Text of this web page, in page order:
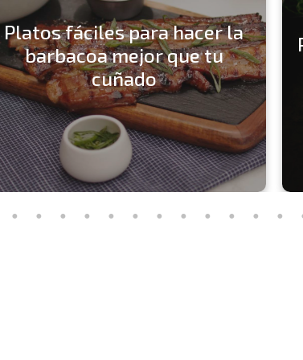
Platos fáciles para hacer la
barbacoa mejor que tu
cuñado